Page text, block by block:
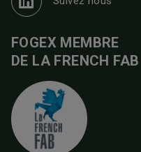
FOGEX MEMBRE
DE LA FRENCH FAB